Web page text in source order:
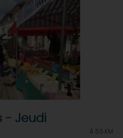
- Jeudi
À 5.5 KM